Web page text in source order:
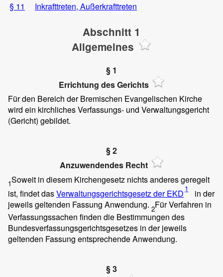
§ 11
Inkrafttreten, Außerkrafttreten
Abschnitt 1
Allgemeines
§ 1
Errichtung des Gerichts
Für den Bereich der Bremischen Evangelischen Kirche
wird ein kirchliches Verfassungs- und Verwaltungsgericht
(Gericht) gebildet.
§ 2
Anzuwendendes Recht
1Soweit in diesem Kirchengesetz nichts anderes geregelt
ist, findet dasVerwaltungsgerichtsgesetz der EKD 1
in der
jeweils geltenden Fassung Anwendung. 2Für Verfahren in
Verfassungssachen finden die Bestimmungen des
Bundesverfassungsgerichtsgesetzes in der jeweils
geltenden Fassung entsprechende Anwendung.
§ 3